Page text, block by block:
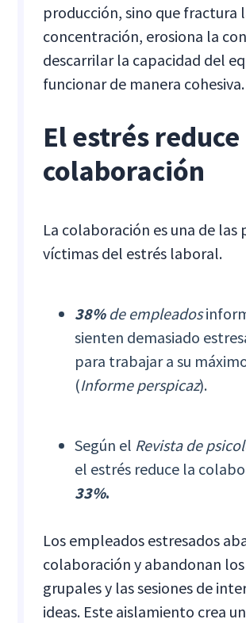
producción, sino que fractura
concentración, erosiona la
descarrilar la capacidad del
funcionar de manera cohesiva.
El estrés
colaboración
La colaboración es una de las
víctimas del estrés laboral.
38%de empleados
sienten demasiado
para trabajar a su
(Informe perspicaz).
Según el Revista de
el estrés reduce la
33%.
Los empleados estresados
colaboración y abandonan
grupales y las sesiones de
ideas. Este aislamiento crea